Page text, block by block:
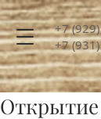
+7
+7
Открытие